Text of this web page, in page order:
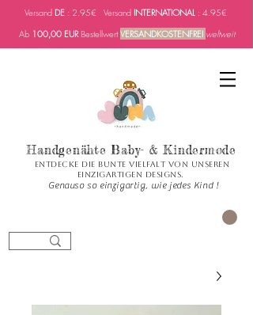
Versand DE : 2.95€ Versand INTERNATIONAL : 4.95€
Ab 100,00 EURBestellwertVERSANDKOSTENFREI weltweit
Handgenähte Baby- & Kindermode
Entdecke die bunte Vielfalt von unseren
einzigartigen Designs.
Genauso so einzigartig, wie jedes Kind !